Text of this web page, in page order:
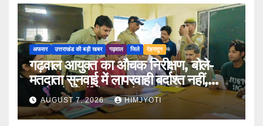
अफसर उत्तराखंड की बड़ी खबर गढ़वाल जिले देहरादून
गढ़वाल आयुक्त का औचक निरीक्षण, बोले-
मतदाता सुनवाई में लापरवाही बर्दाश्त नहीं,
आयोग के निर्देशों का करें शत-प्रतिशत पालन
AUGUST 7, 2026 HIMJYOTI